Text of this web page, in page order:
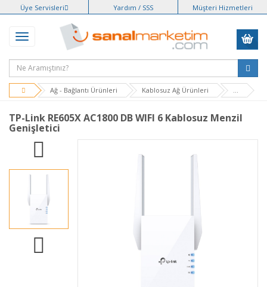
Üye Servisleri Yardım / SSS Müşteri Hizmetleri
Ağ - Bağlantı Ürünleri Kablosuz Ağ Ürünleri
TP-Link RE605X AC1800 DB WIFI 6 Kablosuz Menzil
Genişletici